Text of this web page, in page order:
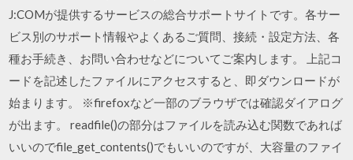
J:COMが提供するサービスの総合サポートサイトです。各サー
ビス別のサポート情報やよくあるご質問、接続・設定方法、各
種お手続き、お問い合わせなどについてご案内します。 上記コ
ードを記述したファイルにアクセスすると、即ダウンロードが
始まります。 ※firefoxなど一部のブラウザでは確認ダイアログ
が出ます。 readfile()の部分はファイルを読み込む関数であれば
いいのでfile_get_contents()でもいいのですが、大容量のファイ